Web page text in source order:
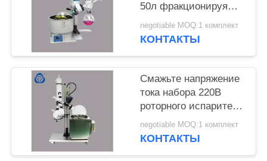
50л фракционируя
растворяющее
оборудование
negotiable MOQ:1 комплект
КОНТАКТЫ
Смажьте напряжение
тока набора 220В
роторного испарителя
лаборатории машины
извлечения
negotiable MOQ:1 комплект
КОНТАКТЫ